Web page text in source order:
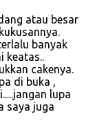
atau besar
banyak
keatas..
cakenya.
di buka ,
lupa
saya juga